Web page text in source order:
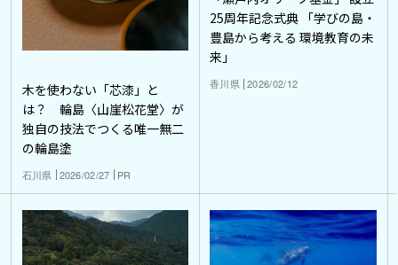
木を使わない「芯漆」と
は？ 輪島〈山崖松花堂〉が
独自の技法でつくる唯一無二
の輪島塗
石川県 2026/02/27 PR
25周年記念式典 「学びの島・
豊島から考える 環境教育の未
来」
香川県 2026/02/12